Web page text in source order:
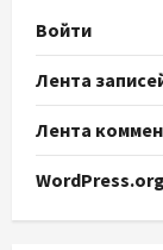
Войти
Лента
Лента
WordPress.org